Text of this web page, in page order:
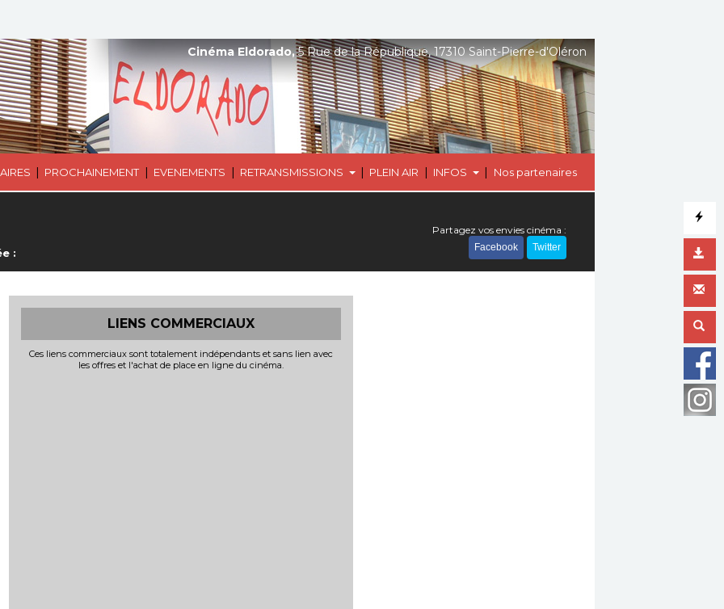
| PROCHAINEMENT | EVENEMENTS | RETRANSMISSIONS | PLEIN AIR | INFOS | Nos partenaires
Cinéma Eldorado,5 Rue de la République, 17310 Saint-Pierre-d'Oléron
:
Partagez vos envies cinéma :
Facebook Twitter
LIENS COMMERCIAUX
Ces liens commerciaux sont totalement indépendants et sans lien avec
les offres et l'achat de place en ligne du cinéma.